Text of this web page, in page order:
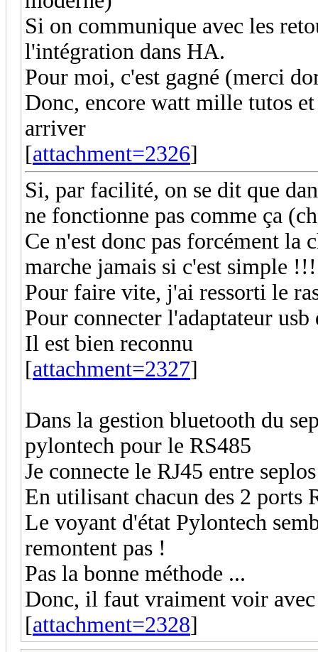
Si on communique avec les
l'intégration dans HA.
Pour moi, c'est gagné (merci
Donc, encore watt mille tutos
arriver
[attachment=2326]
Si, par facilité, on se dit que
ne fonctionne pas comme ça
Ce n'est donc pas forcément la
marche jamais si c'est simple !!!
Pour faire vite, j'ai ressorti le
Pour connecter l'adaptateur
Il est bien reconnu
[attachment=2327]
Dans la gestion bluetooth du
pylontech pour le RS485
Je connecte le RJ45 entre
En utilisant chacun des 2 ports
Le voyant d'état Pylontech
remontent pas !
Pas la bonne méthode ...
Donc, il faut vraiment voir
[attachment=2328]